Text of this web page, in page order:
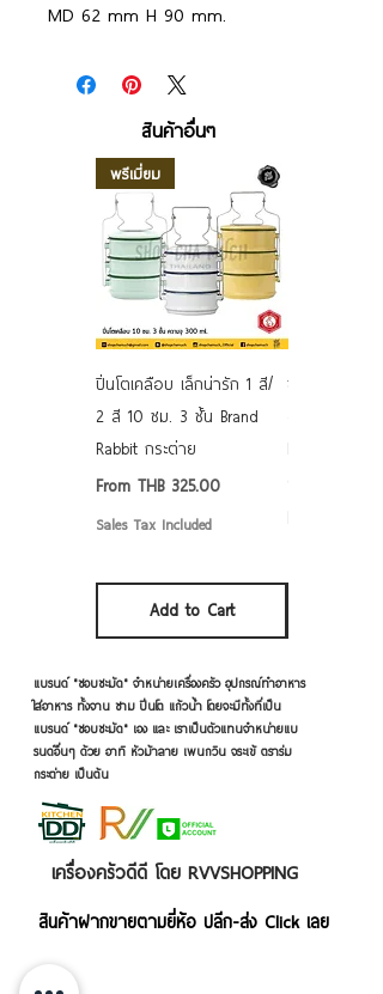
MD 62 mm H 90 mm.
สินค้าอื่นๆ
พรีเมี่ยม
ปิ่นโตเคลือบ เล็กน่ารัก 1 สี/
2 สี 10 ซม. 3 ชั้น Brand
Rabbit กระต่าย
From THB 325.00
Sale Price
Sales Tax Included
Add to Cart
ชามเคลือบ
แบรนด์ "ชอบชะมัด" จำหน่ายเครื่องครัว อุปกรณ์ทำอาหาร
ใส่อาหาร ทั้งจาน ชาม ปิ่นโต แก้วน้ำ โดยจะมีทั้งที่เป็น
แบรนด์ "ชอบชะมัด" เอง และ เราเป็นตัวแทนจำหน่ายแบ
รนด์อื่นๆ ด้วย อาทิ หัวม้าลาย เพนกวิน จระเข้ ตราร่ม
กระต่าย เป็นต้น
เครื่องครัวดีดี โดย RVVSHOPPING
สินค้าฝากขายตามยี่ห้อ ปลีก-ส่ง Click เลย